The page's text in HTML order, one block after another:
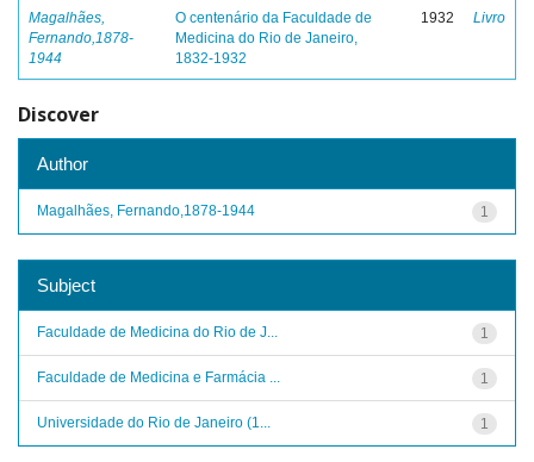
Magalhães,
Fernando,1878-
1944
O centenário da Faculdade de
Medicina do Rio de Janeiro,
1832-1932
1932 Livro
Discover
Author
1
Magalhães, Fernando,1878-1944
Subject
1
Faculdade de Medicina do Rio de J...
1
Faculdade de Medicina e Farmácia ...
1
Universidade do Rio de Janeiro (1...